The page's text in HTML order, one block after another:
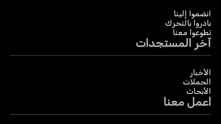
انضموا إلينا
بادروا بالتحرك
تطوعوا معنا
آخر المستجدات
الأخبار
الحملات
الأبحاث
اعمل معنا